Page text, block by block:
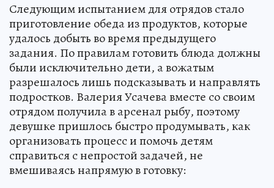
Следующим испытанием для отрядов стало
приготовление обеда из продуктов, которые
удалось добыть во время предыдущего
задания. По правилам готовить блюда должны
были исключительно дети, а вожатым
разрешалось лишь подсказывать и направлять
подростков. Валерия Усачева вместе со своим
отрядом получила в арсенал рыбу, поэтому
девушке пришлось быстро продумывать, как
организовать процесс и помочь детям
справиться с непростой задачей, не
вмешиваясь напрямую в готовку: